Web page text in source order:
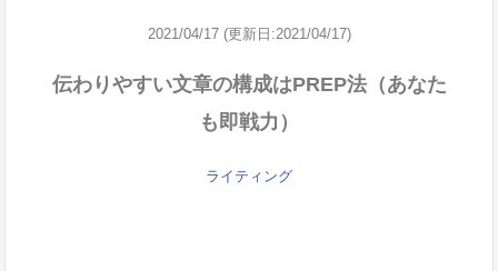
2021/04/17 (更新日:2021/04/17)
伝わりやすい文章の構成はPREP法（あなた
も即戦力）
ライティング